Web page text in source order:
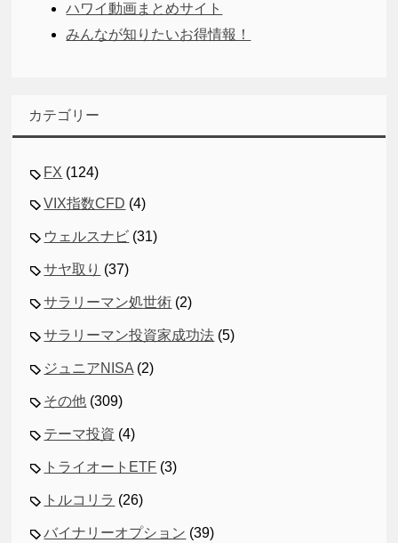
ハワイ動画まとめサイト
みんなが知りたいお得情報！
カテゴリー
FX (124)
VIX指数CFD (4)
ウェルスナビ (31)
サヤ取り (37)
サラリーマン処世術 (2)
サラリーマン投資家成功法 (5)
ジュニアNISA (2)
その他 (309)
テーマ投資 (4)
トライオートETF (3)
トルコリラ (26)
バイナリーオプション (39)